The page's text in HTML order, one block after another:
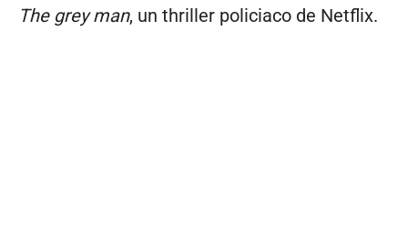
The grey man, un thriller policiaco de Netflix.